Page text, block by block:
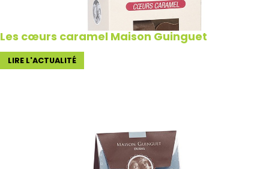
Les cœurs caramel Maison Guinguet
LIRE L'ACTUALITÉ